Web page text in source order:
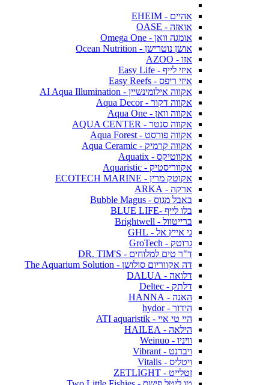
אהיים - EHEIM
אואזה - OASE
אומגה וואן - Omega One
אושן נוטרישן - Ocean Nutrition
אזו - AZOO
איזי לייף - Easy Life
איזי ריפס - Easy Reefs
אקווה אילומינשיין - AI Aqua Illumination
אקווה דקור - Aqua Decor
אקווה וואן - Aqua One
אקווה סנטר - AQUA CENTER
אקווה פורסט - Aqua Forest
אקווה קרמיק - Aqua Ceramic
אקווטיקס - Aquatix
אקווריסטיק - Aquaristic
אקוטק מרין - ECOTECH MARINE
ארקה - ARKA
באבל מגוס - Bubble Magus
בלו לייף -BLUE LIFE
ברייטוול - Brightwell
גי אייץ אל - GHL
גרוטק - GroTech
ד"ר טים למלוחים - DR. TIM'S
דה אקווריום סולושן - The Aquarium Solution
דלואה - DALUA
דלתק - Deltec
האנה - HANNA
הידור - hydor
היי טי איי - ATI aquaristik
הילאה - HAILEA
וויניו - Weinuo
ויברנט - Vibrant
ויטליס - Vitalis
זטלייט - ZETLIGHT